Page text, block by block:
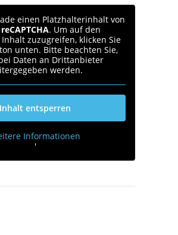
einen Platzhalterinhalt von
. Um auf den
zuzugreifen, klicken Sie
unten. Bitte beachten Sie,
Daten an Drittanbieter
werden.
Inhalt entsperren
Informationen
'